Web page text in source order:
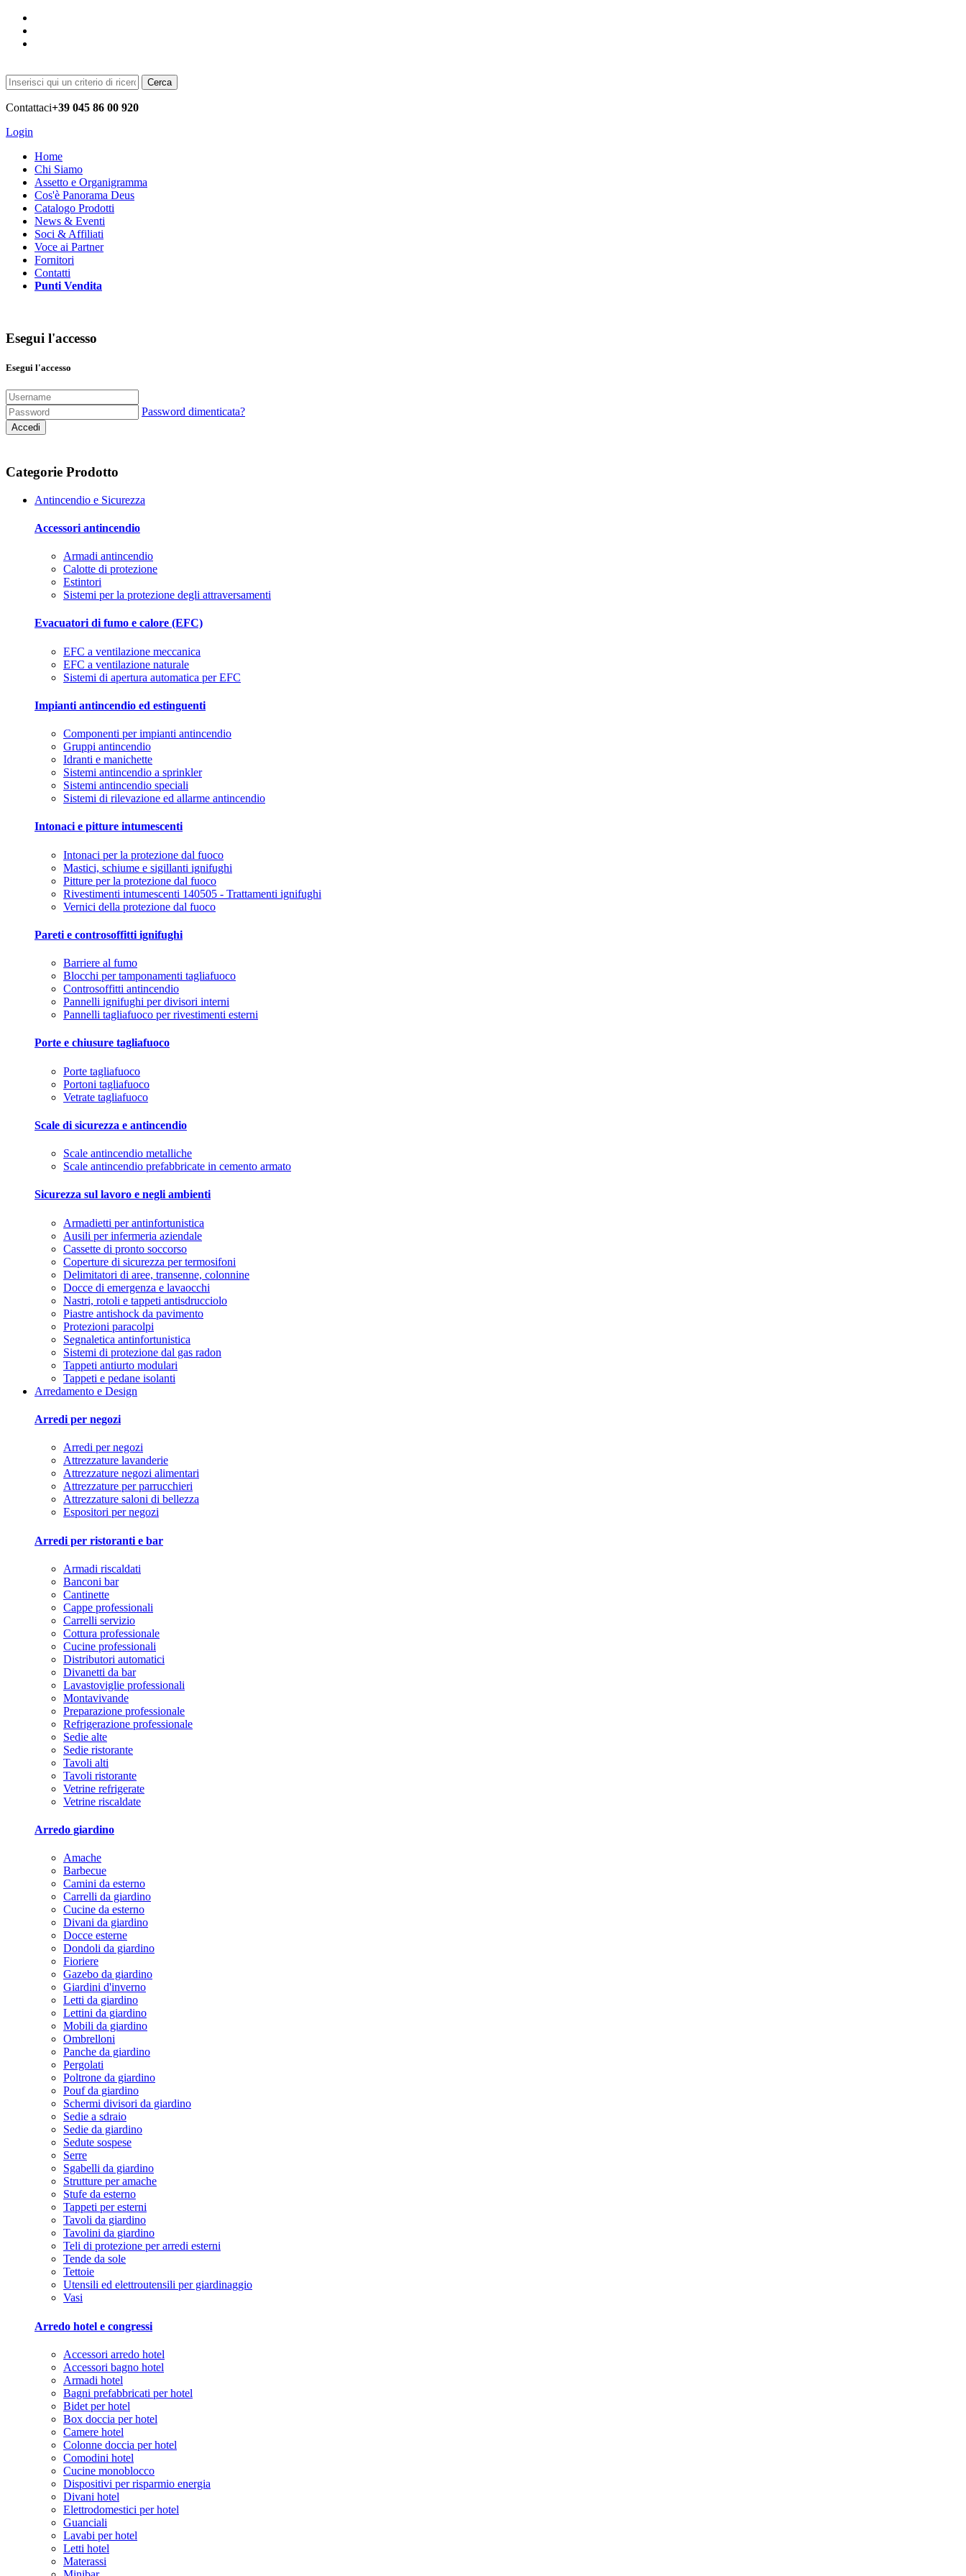
Cerca
Contattaci+39 045 86 00 920
Login
Home
Chi Siamo
Assetto e Organigramma
Cos'è Panorama Deus
Catalogo Prodotti
News & Eventi
Soci & Affiliati
Voce ai Partner
Fornitori
Contatti
Punti Vendita
Esegui l'accesso
Esegui l'accesso
Password dimenticata?
Accedi
Categorie Prodotto
Antincendio e Sicurezza
Accessori antincendio
Armadi antincendio
Calotte di protezione
Estintori
Sistemi per la protezione degli attraversamenti
Evacuatori di fumo e calore (EFC)
EFC a ventilazione meccanica
EFC a ventilazione naturale
Sistemi di apertura automatica per EFC
Impianti antincendio ed estinguenti
Componenti per impianti antincendio
Gruppi antincendio
Idranti e manichette
Sistemi antincendio a sprinkler
Sistemi antincendio speciali
Sistemi di rilevazione ed allarme antincendio
Intonaci e pitture intumescenti
Intonaci per la protezione dal fuoco
Mastici, schiume e sigillanti ignifughi
Pitture per la protezione dal fuoco
Rivestimenti intumescenti 140505 - Trattamenti ignifughi
Vernici della protezione dal fuoco
Pareti e controsoffitti ignifughi
Barriere al fumo
Blocchi per tamponamenti tagliafuoco
Controsoffitti antincendio
Pannelli ignifughi per divisori interni
Pannelli tagliafuoco per rivestimenti esterni
Porte e chiusure tagliafuoco
Porte tagliafuoco
Portoni tagliafuoco
Vetrate tagliafuoco
Scale di sicurezza e antincendio
Scale antincendio metalliche
Scale antincendio prefabbricate in cemento armato
Sicurezza sul lavoro e negli ambienti
Armadietti per antinfortunistica
Ausili per infermeria aziendale
Cassette di pronto soccorso
Coperture di sicurezza per termosifoni
Delimitatori di aree, transenne, colonnine
Docce di emergenza e lavaocchi
Nastri, rotoli e tappeti antisdrucciolo
Piastre antishock da pavimento
Protezioni paracolpi
Segnaletica antinfortunistica
Sistemi di protezione dal gas radon
Tappeti antiurto modulari
Tappeti e pedane isolanti
Arredamento e Design
Arredi per negozi
Arredi per negozi
Attrezzature lavanderie
Attrezzature negozi alimentari
Attrezzature per parrucchieri
Attrezzature saloni di bellezza
Espositori per negozi
Arredi per ristoranti e bar
Armadi riscaldati
Banconi bar
Cantinette
Cappe professionali
Carrelli servizio
Cottura professionale
Cucine professionali
Distributori automatici
Divanetti da bar
Lavastoviglie professionali
Montavivande
Preparazione professionale
Refrigerazione professionale
Sedie alte
Sedie ristorante
Tavoli alti
Tavoli ristorante
Vetrine refrigerate
Vetrine riscaldate
Arredo giardino
Amache
Barbecue
Camini da esterno
Carrelli da giardino
Cucine da esterno
Divani da giardino
Docce esterne
Dondoli da giardino
Fioriere
Gazebo da giardino
Giardini d'inverno
Letti da giardino
Lettini da giardino
Mobili da giardino
Ombrelloni
Panche da giardino
Pergolati
Poltrone da giardino
Pouf da giardino
Schermi divisori da giardino
Sedie a sdraio
Sedie da giardino
Sedute sospese
Serre
Sgabelli da giardino
Strutture per amache
Stufe da esterno
Tappeti per esterni
Tavoli da giardino
Tavolini da giardino
Teli di protezione per arredi esterni
Tende da sole
Tettoie
Utensili ed elettroutensili per giardinaggio
Vasi
Arredo hotel e congressi
Accessori arredo hotel
Accessori bagno hotel
Armadi hotel
Bagni prefabbricati per hotel
Bidet per hotel
Box doccia per hotel
Camere hotel
Colonne doccia per hotel
Comodini hotel
Cucine monoblocco
Dispositivi per risparmio energia
Divani hotel
Elettrodomestici per hotel
Guanciali
Lavabi per hotel
Letti hotel
Materassi